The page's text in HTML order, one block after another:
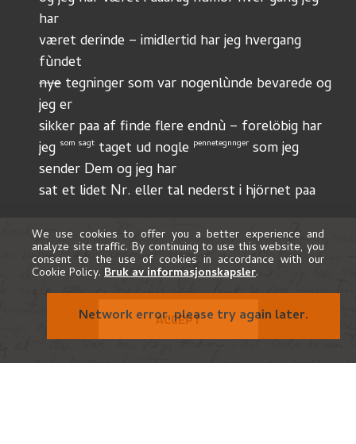
har
været derinde – imidlertid har jeg hvergang
fùndet
nye tegninger som var nogenlùnde bevarede og
jeg er
sikker paa af finde flere endnù – forelöbig har
jeg som sagt taget ud nogle pennetegnnger som jeg
sender Dem og jeg har
sat et lidet Nr. eller tal nederst i hjörnet paa
at have det et sligt uhyggeligt motiv vil De
kanske ikke synes
er noget at have paa væggen – det er imidlertid
et mo-
tiv som har lagt mig sterkt beslag paa mig – Det
We use cookies to offer you a better experience and
analyze site traffic. By continuing to use this website, you
consent to the use of cookies in accordance with our
Cookie Policy. Bruk av informasjonskapsler.
ACCEPT
Network error, please try again later.